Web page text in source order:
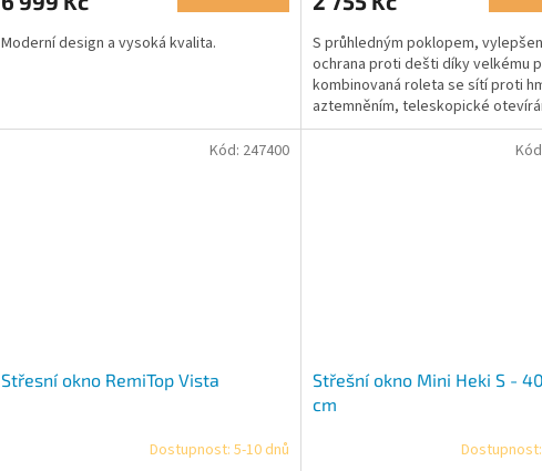
z
Moderní design a vysoká kvalita.
S průhledným poklopem,
ochrana proti dešti díky velkému
kombinovaná roleta se sítí proti
aztemněním, teleskopické
zamykáním, TÜV ověřené.
Střesní okno RemiTop Vista
Dostupnost: 5-10 dnů
Kód: 247400
Střešní okno Mini Heki S -
cm